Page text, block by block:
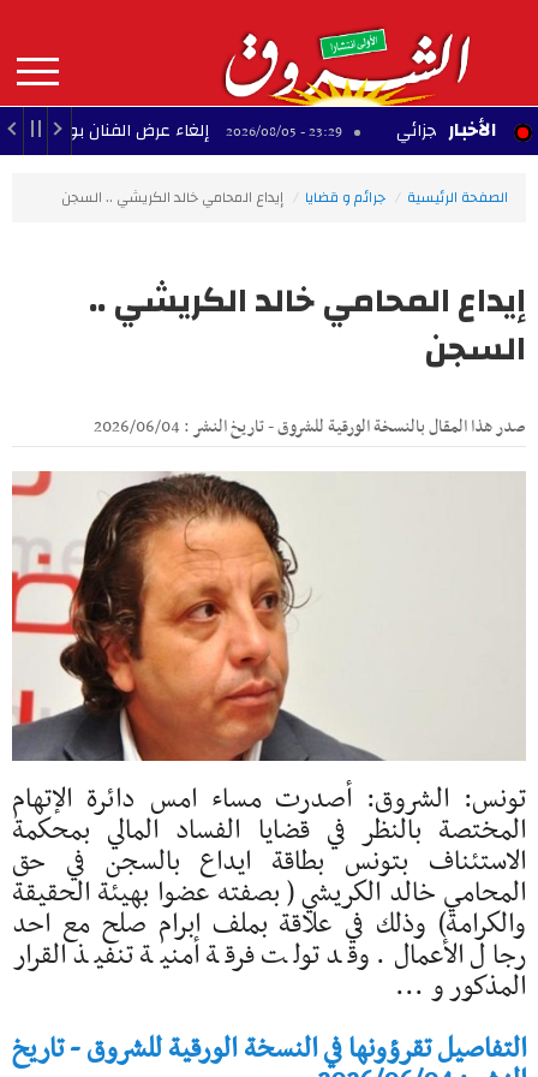
contenu
principal
MAIN
NAVIGATION الأخبار
الجزائي 23:29 - 2026/08/05 إلغاء عرض الفنان بودشار ضمن
الصفحة الرئيسية جرائم و قضايا إيداع المحامي خالد الكريشي .. السجن
إيداع المحامي خالد الكريشي ..
السجن
صدر هذا المقال بالنسخة الورقية للشروق - تاريخ النشر : 2026/06/04
تونس: الشروق: أصدرت مساء امس دائرة الإتهام
المختصة بالنظر في قضايا الفساد المالي بمحكمة
الاستئناف بتونس بطاقة ايداع بالسجن في حق
المحامي خالد الكريشي ( بصفته عضوا بهيئة الحقيقة
والكرامة) وذلك في علاقة بملف ابرام صلح مع احد
رجال الأعمال. وقد تولت فرقة أمنية تنفيذ القرار
المذكور و ...
التفاصيل تقرؤونها في النسخة الورقية للشروق - تاريخ